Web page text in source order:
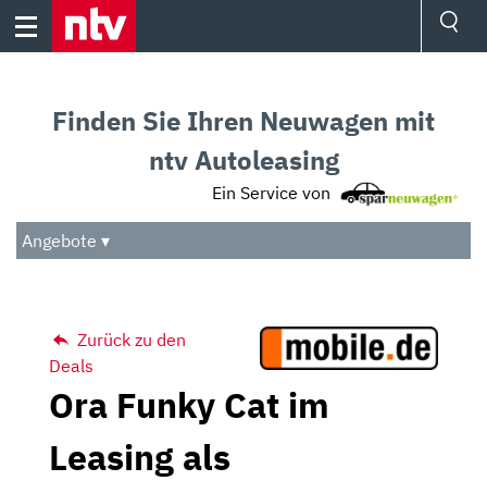
Skip
Audio
Das Beste
Finden Sie Ihren Neuwagen mit
ntv Autoleasing
Ein Service von
Angebote ▾
Zurück zu den
Deals
Ora Funky Cat im
Leasing als